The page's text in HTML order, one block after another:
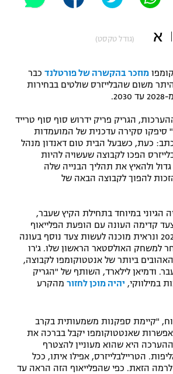
בפרסים
אלקטרה
1 – "מרלן"
1
לבית עסק
א (גודל טקסט)
מוזכר בהקשרה של פורטלנד כבר
משום שהבלייזרס שולטים בבחירות
הגריק פריק ידרוש סוף סוף טרייד
סקירה עדכנית של המועמדות
כעת, כשבעל הבית טום דאנדון מנהל
הפכו לקבוצה שעשויה להיות
ולהאיץ את תהליך הבנייה שלה
להפוך לקבוצה הבאה של
הגיוני במיוחד בתחילת הקיץ שעבר,
קדימה העונה עם הופעת הפלייאוף
הראשונה שלה מאז 2021 ונראית מוכנה לעשות צעד נוסף בעונה
למשחק האולסטאר הראשון שלו. ג'רו
האהובים ביותר של אנטטוקומפו לקבוצה,
ודמיאן לילארד, השותף של "הגריק
במילווקי, יהיה מוכן לחזור מהקרע
"קיימת ספקנות משמעותית בקרב
האפשרות שאנטטוקומפו יקבל בברכה את
היא שהוא מעוניין להצטרף
הטריילבלייזרס, אפילו איתו, ככל
הזאת. כפי שהפלייאוף הזה הראה עד